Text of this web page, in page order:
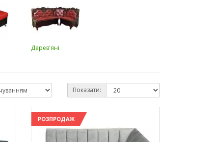
Дерев'яні
Показати:
РОЗПРОДАЖ